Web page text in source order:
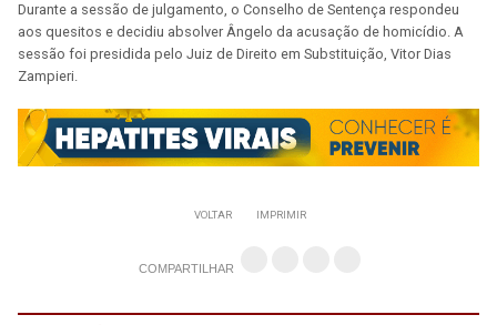
Durante a sessão de julgamento, o Conselho de Sentença respondeu
aos quesitos e decidiu absolver Ângelo da acusação de homicídio. A
sessão foi presidida pelo Juiz de Direito em Substituição, Vitor Dias
Zampieri.
VOLTAR IMPRIMIR
COMPARTILHAR